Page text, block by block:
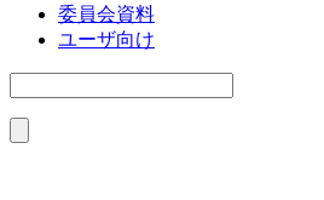
委員会資料
ユーザ向け